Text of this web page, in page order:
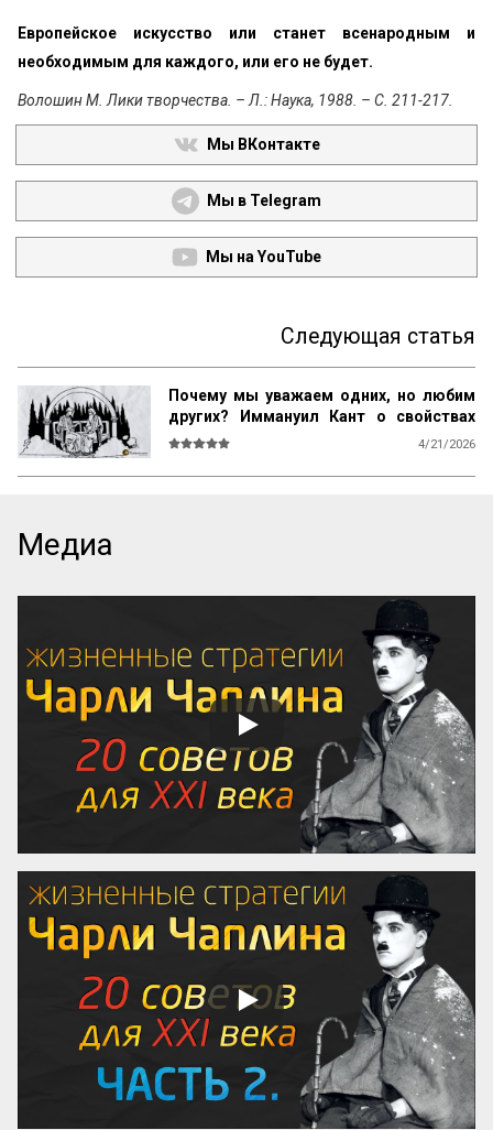
Европейское искусство или станет всенародным и
необходимым для каждого, или его не будет.
Волошин М. Лики творчества. – Л.: Наука, 1988. – С. 211-217.
Мы ВКонтакте
Мы в Telegram
Мы на YouTube
Следующая статья
Почему мы уважаем одних, но любим
других? Иммануил Кант о свойствах
возвышенного и прекрасного
4/21/2026
добродетель бургомистра. Правдивость
и честность просты и благородны, шутка
и угодливая лесть тонки и красивы.
Учтивость украшение добродетели.
Бескорыстное служебное рвение
благородно, утонченность и вежливость
прекрасны. Возвышенные свойства
внушают уважение, прекрасные любовь.
Люди, чувство которых обращено
преимущественно на прекрасное, ищут
себе честных, вер...
Медиа